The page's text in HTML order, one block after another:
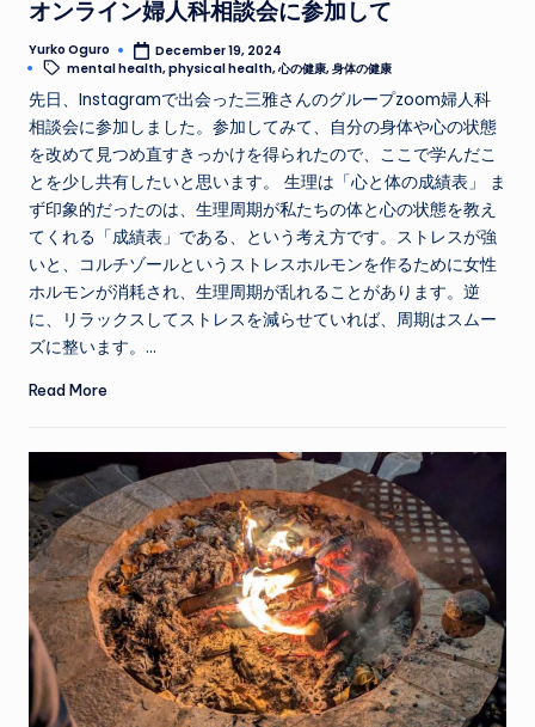
オンライン婦人科相談会に参加して
Posted
by
Yurko Oguro December 19, 2024
Tags:
mental health,physical health,心の健康,身体の健康
先日、Instagramで出会った三雅さんのグループzoom婦人科
相談会に参加しました。参加してみて、自分の身体や心の状態
を改めて見つめ直すきっかけを得られたので、ここで学んだこ
とを少し共有したいと思います。 生理は「心と体の成績表」 ま
ず印象的だったのは、生理周期が私たちの体と心の状態を教え
てくれる「成績表」である、という考え方です。ストレスが強
いと、コルチゾールというストレスホルモンを作るために女性
ホルモンが消耗され、生理周期が乱れることがあります。逆
に、リラックスしてストレスを減らせていれば、周期はスムー
ズに整います。…
Read More